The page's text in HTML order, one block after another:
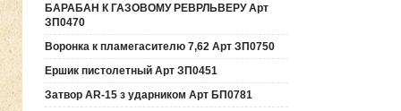
БАРАБАН К ГАЗОВОМУ РЕВРЛЬВЕРУ Арт
ЗП0470
Воронка к пламегасителю 7,62 Арт ЗП0750
Ершик пистолетный Арт ЗП0451
Затвор AR-15 з ударником Арт БП0781